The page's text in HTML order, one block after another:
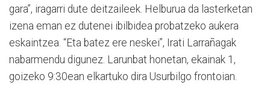
gara”, iragarri dute deitzaileek. Helburua da lasterketan
izena eman ez dutenei ibilbidea probatzeko aukera
eskaintzea. “Eta batez ere neskei”, Irati Larrañagak
nabarmendu digunez. Larunbat honetan, ekainak 1,
goizeko 9:30ean elkartuko dira Usurbilgo frontoian.